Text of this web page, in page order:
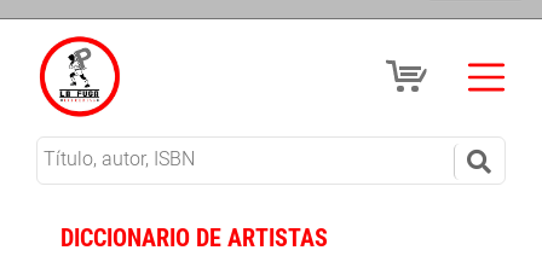
DICCIONARIO DE ARTISTAS